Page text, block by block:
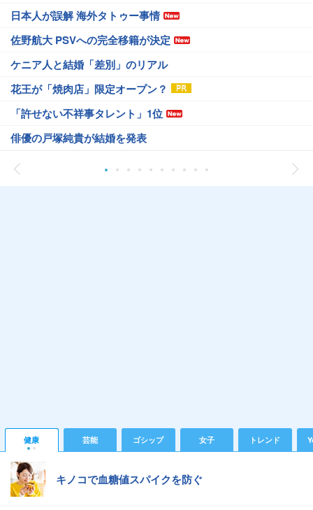
日本人が誤解 海外タトゥー事情
佐野航大 PSVへの完全移籍が決定
ケニア人と結婚「差別」のリアル
花王が「焼肉店」限定オープン？
「許せない不祥事タレント」1位
俳優の戸塚純貴が結婚を発表
健康 芸能 ゴシップ 女子 トレンド
キノコで血糖値スパイクを防ぐ